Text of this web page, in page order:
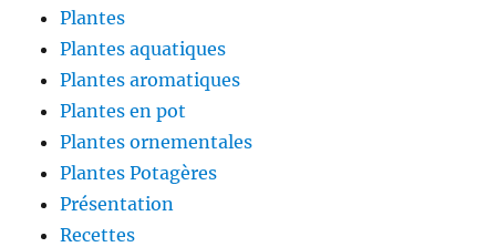
Plantes
Plantes aquatiques
Plantes aromatiques
Plantes en pot
Plantes ornementales
Plantes Potagères
Présentation
Recettes